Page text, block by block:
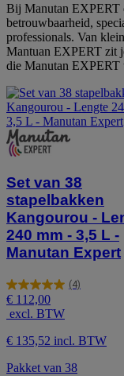
Bij Manutan EXPERT
betrouwbaarheid,
professionals. Van
Mantuan EXPERT zit
die Manutan EXPERT
Set van 38
stapelbakken
Kangourou -
240 mm - 3,5 L -
Manutan Expert
(4)
5.0
van
de
5
sterren.
4
€ 112,00
excl. BTW
€ 135,52 incl. BTW
Pakket van 38